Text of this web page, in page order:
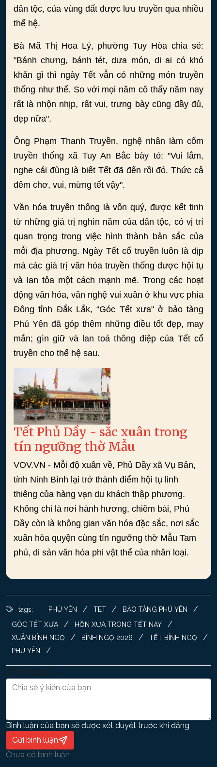
dân tộc, của vùng đất được lưu truyền qua nhiều
thế hệ.
Bà Mã Thị Hoa Lý, phường Tuy Hòa chia sẻ:
"Bánh chưng, bánh tét, dưa món, di ai có khó
khăn gì thì ngày Tết vẫn có những món truyền
thống như thế. So với mọi năm cô thấy năm nay
rất là nhộn nhịp, rất vui, trưng bày cũng đầy đủ,
đẹp nữa".
Ông Phạm Thanh Truyền, nghệ nhân làm cốm
truyền thống xã Tuy An Bắc bày tỏ: "Vui lắm,
nghe cái đùng là biết Tết đã đến rồi đó. Thức cả
đêm chơ, vui, mừng tết vậy".
Văn hóa truyền thống là vốn quý, được kết tinh
từ những giá trị nghìn năm của dân tộc, có vị trí
quan trọng trong việc hình thành bản sắc của
mỗi địa phương. Ngày Tết cổ truyền luôn là dịp
mà các giá trị văn hóa truyền thống được hội tụ
và lan tỏa một cách mạnh mẽ. Trong các hoạt
động văn hóa, văn nghệ vui xuân ở khu vực phía
Đông tỉnh Đắk Lắk, “Góc Tết xưa" ở bảo tàng
Phú Yên đã góp thêm những điều tốt đẹp, may
mắn; gìn giữ và lan toả thông điệp của Tết cổ
truyền cho thế hệ sau.
Tết Phủ Dầy - sắc xuân trong
tín ngưỡng thờ Mẫu
VOV.VN - Mỗi độ xuân về, Phủ Dầy xã Vụ Bản,
tỉnh Ninh Bình lại trở thành điểm hội tụ linh
thiêng của hàng vạn du khách thập phương.
Không chỉ là nơi hành hương, chiêm bái, Phủ
Dầy còn là không gian văn hóa đặc sắc, nơi sắc
xuân hòa quyện cùng tín ngưỡng thờ Mẫu Tam
phủ, di sản văn hóa phi vật thể của nhân loại.
tags: PHÚ YÊN / TET / BẢO TÀNG PHÚ YÊN /
GÓC TẾT XƯA / HỒN XƯA TRONG TẾT NAY /
XUÂN BÍNH NGỌ / BÍNH NGỌ 2026 / TẾT BÍNH NGỌ /
PHÚ YÊN /
Bình luận
Bình luận của bạn sẽ được xét duyệt trước khi đăng
Gửi bình luận
Chưa có bình luận